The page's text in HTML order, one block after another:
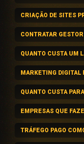
CRIAÇÃO DE SITES
CONTRATAR
QUANTO CUSTA UM
MARKETING DIGITAL
QUANTO CUSTA
EMPRESAS QUE
TRÁFEGO PAGO